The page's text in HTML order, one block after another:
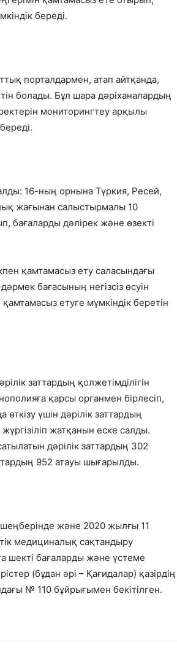
береді.
порталдармен, атап айтқанда,
болады. Бұл шара дәріханалардың
мониторингтеу арқылы
16-ның орнына Түркия, Ресей,
жағынан салыстырмалы 10
бағаларды дәлірек және өзекті
қамтамасыз ету саласындағы
бағасының негізсіз өсуін
етуге мүмкіндік беретін
заттардың қолжетімділігін
қарсы органмен бірлесіп,
үшін дәрілік заттардың
жатқанын еске салды.
дәрілік заттардың 302
952 атауы шығарылды.
шеңберінде және 2020 жылғы 11
медициналық сақтандыру
шекті бағаларды және үстеме
(бұдан әрі – Қағидалар) қазірдің
№ 110 бұйрығымен бекітілген.